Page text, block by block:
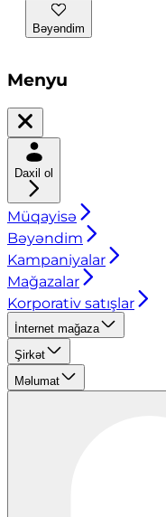
Bəyəndim
Menyu
Daxil ol
Müqayisə
Bəyəndim
Kampaniyalar
Mağazalar
Korporativ satışlar
İnternet mağaza
Şirkət
Məlumat